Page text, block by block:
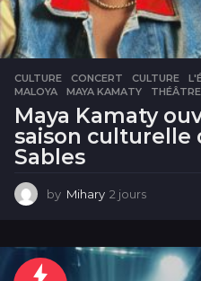
CULTURE CONCERT ,CULTURE ,
MALOYA
,MAYA KAMATY ,
Maya Kamaty
saison culturelle
Sables
by Mihary 2 jours
u